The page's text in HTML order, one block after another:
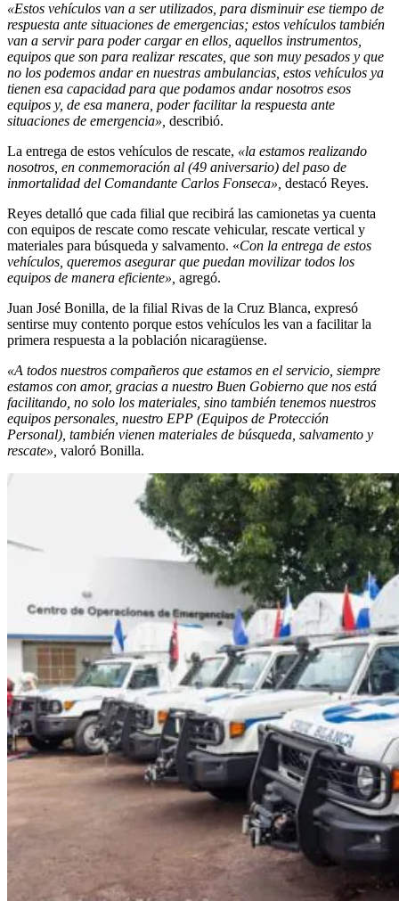
«Estos vehículos van a ser utilizados, para disminuir ese tiempo de
respuesta ante situaciones de emergencias; estos vehículos también
van a servir para poder cargar en ellos, aquellos instrumentos,
equipos que son para realizar rescates, que son muy pesados y que
no los podemos andar en nuestras ambulancias, estos vehículos ya
tienen esa capacidad para que podamos andar nosotros esos
equipos y, de esa manera, poder facilitar la respuesta ante
situaciones de emergencia», describió.
La entrega de estos vehículos de rescate, «la estamos realizando
nosotros, en conmemoración al (49 aniversario) del paso de
inmortalidad del Comandante Carlos Fonseca», destacó Reyes.
Reyes detalló que cada filial que recibirá las camionetas ya cuenta
con equipos de rescate como rescate vehicular, rescate vertical y
materiales para búsqueda y salvamento. «Con la entrega de estos
vehículos, queremos asegurar que puedan movilizar todos los
equipos de manera eficiente», agregó.
Juan José Bonilla, de la filial Rivas de la Cruz Blanca, expresó
sentirse muy contento porque estos vehículos les van a facilitar la
primera respuesta a la población nicaragüense.
«A todos nuestros compañeros que estamos en el servicio, siempre
estamos con amor, gracias a nuestro Buen Gobierno que nos está
facilitando, no solo los materiales, sino también tenemos nuestros
equipos personales, nuestro EPP (Equipos de Protección
Personal), también vienen materiales de búsqueda, salvamento y
rescate», valoró Bonilla.